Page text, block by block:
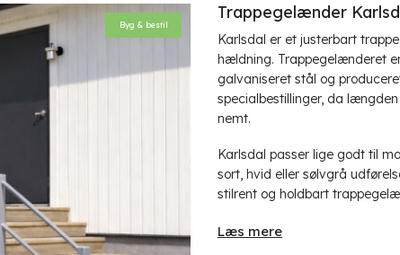
Byg & bestil
Trappegelænder
Karlsdal er et justerbart
hældning. Trappegelænderet
galvaniseret stål og
specialbestillinger, da
nemt.
Karlsdal passer lige godt til
sort, hvid eller sølvgrå
stilrent og holdbart
Læs mere